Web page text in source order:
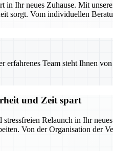
Ihr neues Zuhause. Mit
sorgt. Vom individuellen
erfahrenes Team steht Ihnen
und Zeit spart
Relaunch in Ihr
Von der Organisation